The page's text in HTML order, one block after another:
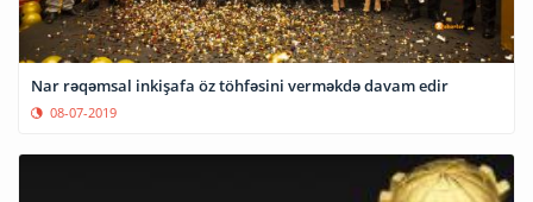
Nar rəqəmsal inkişafa öz töhfəsini verməkdə davam edir
08-07-2019